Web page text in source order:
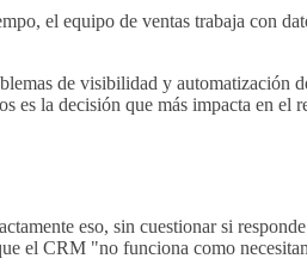
el equipo de ventas trabaja con
de visibilidad y automatización
la decisión que más impacta en el
eso, sin cuestionar si
el CRM "no funciona como